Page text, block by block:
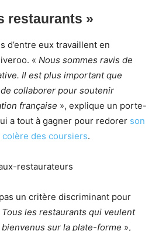
restaurants »
d’entre eux travaillent en
« Nous sommes ravis de
Il est plus important que
collaborer pour soutenir
française », explique un porte-
a tout à gagner pour redorer son
colère des coursiers.
restaurateurs
un critère discriminant pour
Tous les restaurants qui veulent
sur la plate-forme »,